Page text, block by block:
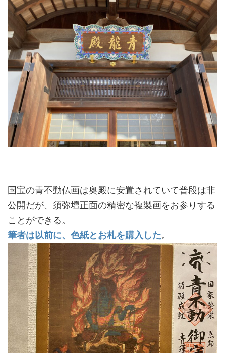
国宝の青不動仏画は奥殿に安置されていて普段は非
公開だが、須弥壇正面の精密な複製画をお参りする
ことができる。
筆者は以前に、色紙とお札を購入した。